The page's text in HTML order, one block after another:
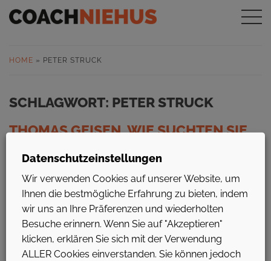
HOME » PETER STRUCK
SCHLAGWORT: PETER STRUCK
THOMAS GEISEN, WIE SUCHTEN SIE
WAHRHEIT?
In dieser Episode erzählt Thomas Geisen von seinem
Lebensweg in der entstehenden Bundesrepublik
Deutschland. Das Romanistik-Studium war ihm eine Pflicht,
aber keine Lust und Leidenschaft. Doch glücklicherweise
kam die Leidenschaft in sein Leben, als er sich dem
Journalismus zuwandte. Dabei war er nicht nur ein
Datenschutzeinstellungen
Wir verwenden Cookies auf unserer Website, um
Ihnen die bestmögliche Erfahrung zu bieten, indem
wir uns an Ihre Präferenzen und wiederholten
Besuche erinnern. Wenn Sie auf "Akzeptieren"
klicken, erklären Sie sich mit der Verwendung
ALLER Cookies einverstanden. Sie können jedoch